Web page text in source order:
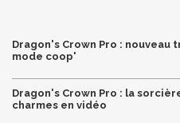
Dragon's Crown Pro :
mode coop'
Dragon's Crown Pro : la
charmes en vidéo